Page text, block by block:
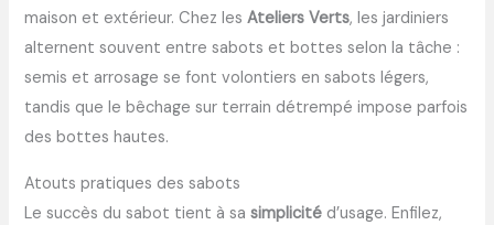
maison et extérieur. Chez lesAteliers Verts, les jardiniers
alternent souvent entre sabots et bottes selon la tâche :
semis et arrosage se font volontiers en sabots légers,
tandis que le bêchage sur terrain détrempé impose parfois
des bottes hautes.
Atouts pratiques des sabots
Le succès du sabot tient à sasimplicité d’usage. Enfilez,